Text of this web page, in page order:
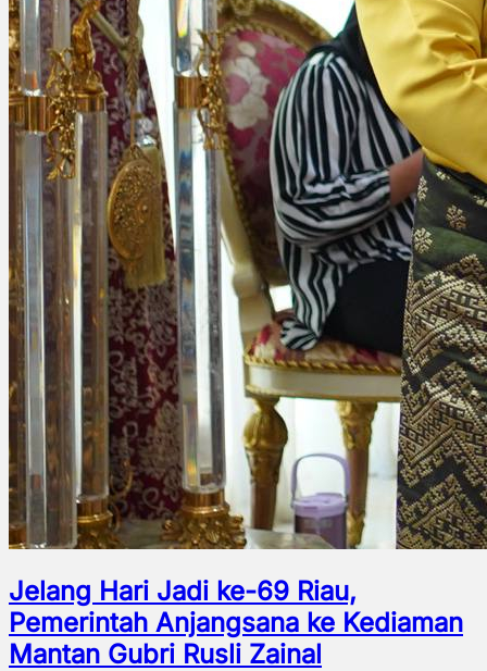
Jelang Hari Jadi ke-69 Riau,
Pemerintah Anjangsana ke Kediaman
Mantan Gubri Rusli Zainal